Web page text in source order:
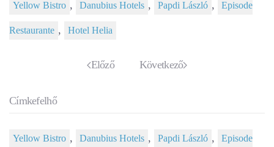
Yellow Bistro , Danubius Hotels , Papdi László , Episode
Restaurante , Hotel Helia
Előző Következő
Címkefelhő
Yellow Bistro , Danubius Hotels , Papdi László , Episode